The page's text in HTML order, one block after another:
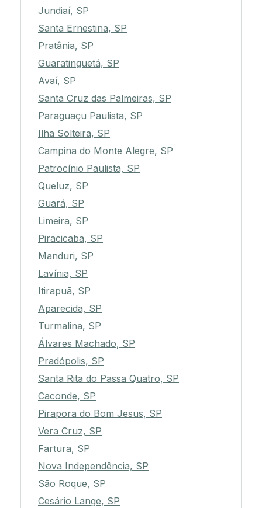
Jundiaí, SP
Santa Ernestina, SP
Pratânia, SP
Guaratinguetá, SP
Avaí, SP
Santa Cruz das Palmeiras, SP
Paraguaçu Paulista, SP
Ilha Solteira, SP
Campina do Monte Alegre, SP
Patrocínio Paulista, SP
Queluz, SP
Guará, SP
Limeira, SP
Piracicaba, SP
Manduri, SP
Lavínia, SP
Itirapuã, SP
Aparecida, SP
Turmalina, SP
Álvares Machado, SP
Pradópolis, SP
Santa Rita do Passa Quatro, SP
Caconde, SP
Pirapora do Bom Jesus, SP
Vera Cruz, SP
Fartura, SP
Nova Independência, SP
São Roque, SP
Cesário Lange, SP